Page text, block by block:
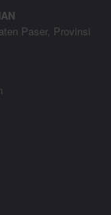
Paser, Provinsi